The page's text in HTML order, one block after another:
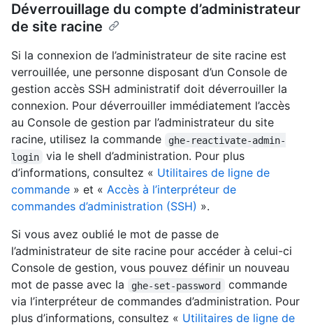
Déverrouillage du compte d’administrateur
de site racine
Si la connexion de l’administrateur de site racine est
verrouillée, une personne disposant d’un Console de
gestion accès SSH administratif doit déverrouiller la
connexion. Pour déverrouiller immédiatement l’accès
au Console de gestion par l’administrateur du site
racine, utilisez la commande
ghe-reactivate-admin-
login
via le shell d’administration. Pour plus
d’informations, consultez « Utilitaires de ligne de
commande » et « Accès à l’interpréteur de
commandes d’administration (SSH) ».
Si vous avez oublié le mot de passe de
l’administrateur de site racine pour accéder à celui-ci
Console de gestion, vous pouvez définir un nouveau
mot de passe avec la
ghe-set-password
commande
via l’interpréteur de commandes d’administration. Pour
plus d’informations, consultez « Utilitaires de ligne de